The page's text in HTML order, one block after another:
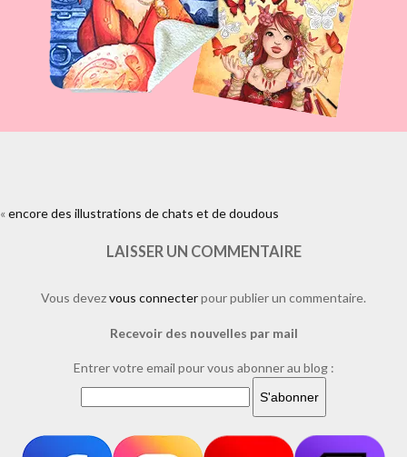
https://www.facebook.com/plugins/like.php?
illustrations.com%2F2012%2F06%2Fencore-des-illustrations-de-
«encore des illustrations de chats et de doudous
LAISSER UN COMMENTAIRE
Vous devezvous connecterpour publier un commentaire.
Recevoir des nouvelles par mail
Entrer votre email pour vous abonner au blog :